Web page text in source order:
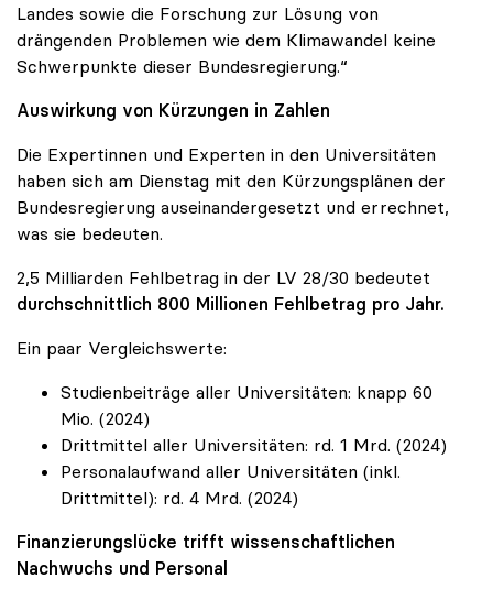
Landes sowie die Forschung zur Lösung von
drängenden Problemen wie dem Klimawandel keine
Schwerpunkte dieser Bundesregierung.“
Auswirkung von Kürzungen in Zahlen
Die Expertinnen und Experten in den Universitäten
haben sich am Dienstag mit den Kürzungsplänen der
Bundesregierung auseinandergesetzt und errechnet,
was sie bedeuten.
2,5 Milliarden Fehlbetrag in der LV 28/30 bedeutet
durchschnittlich 800 Millionen Fehlbetrag pro Jahr.
Ein paar Vergleichswerte:
Studienbeiträge aller Universitäten: knapp 60
Mio. (2024)
Drittmittel aller Universitäten: rd. 1 Mrd. (2024)
Personalaufwand aller Universitäten (inkl.
Drittmittel): rd. 4 Mrd. (2024)
Finanzierungslücke trifft wissenschaftlichen
Nachwuchs und Personal